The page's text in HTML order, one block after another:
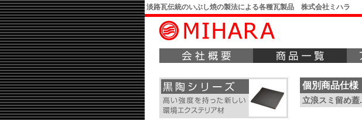
淡路瓦伝統のいぶし焼の製法による各種瓦製品 株式会社ミハラ
個別商品仕様
立浪スミ留め蓋.